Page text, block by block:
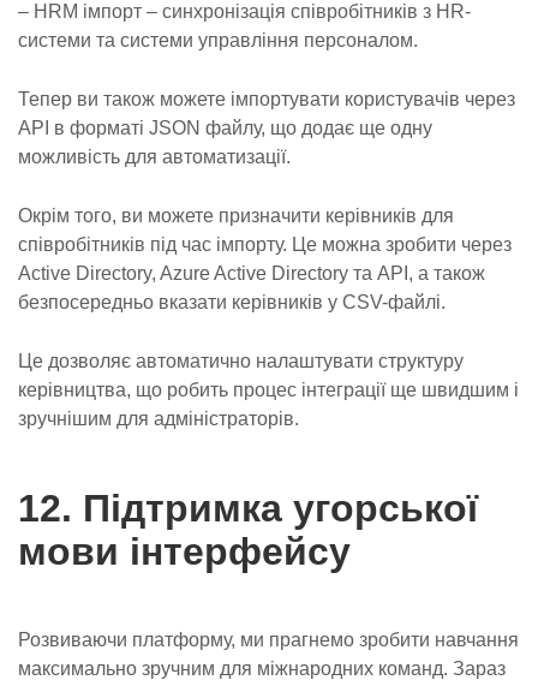
– HRM імпорт – синхронізація співробітників з HR-
системи та системи управління персоналом.
Тепер ви також можете імпортувати користувачів через
API в форматі JSON файлу, що додає ще одну
можливість для автоматизації.
Окрім того, ви можете призначити керівників для
співробітників під час імпорту. Це можна зробити через
Active Directory, Azure Active Directory та API, а також
безпосередньо вказати керівників у CSV-файлі.
Це дозволяє автоматично налаштувати структуру
керівництва, що робить процес інтеграції ще швидшим і
зручнішим для адміністраторів.
12. Підтримка угорської
мови інтерфейсу
Розвиваючи платформу, ми прагнемо зробити навчання
максимально зручним для міжнародних команд. Зараз